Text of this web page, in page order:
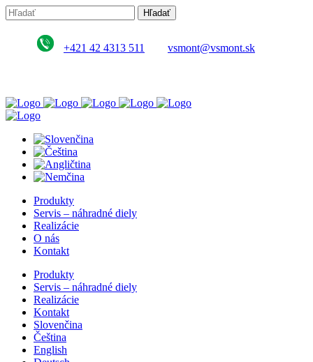
+421 42 4313 511 vsmont@vsmont.sk
Produkty
Servis – náhradné diely
Realizácie
O nás
Kontakt
Produkty
Servis – náhradné diely
Realizácie
Kontakt
Slovenčina
Čeština
English